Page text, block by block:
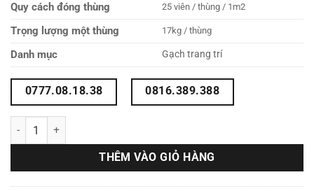
Quy cách đóng thùng 25 viên / thùng / 1m2
Trọng lượng một thùng 17kg / thùng
Danh mục Gạch trang trí
0777.08.18.38 0816.389.388
Gạch bông 20X20 20LU2315 số lượng
THÊM VÀO GIỎ HÀNG